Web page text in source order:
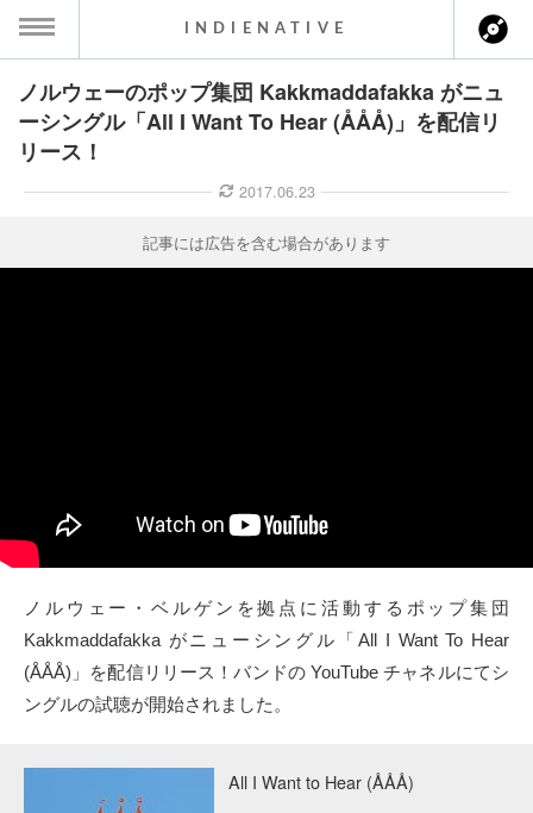
MENU
ス一覧
ト情報
クト
Twitter
INDIENATIVE
ノルウェーのポップ集団 Kakkmaddafakka がニュ
ーシングル「All I Want To Hear (ÅÅÅ)」を配信リ
リース！
2017.06.23
記事には広告を含む場合があります
ノルウェー・ベルゲンを拠点に活動するポップ集団
Kakkmaddafakka がニューシングル「All I Want To Hear
(ÅÅÅ)」を配信リリース！バンドの YouTube チャネルにてシ
ングルの試聴が開始されました。
All I Want to Hear (ÅÅÅ)